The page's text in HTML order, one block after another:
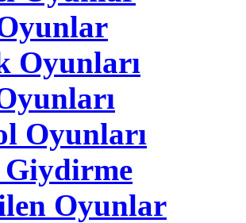
Oyunları
Oyunları
Giydirme
Oyunlar